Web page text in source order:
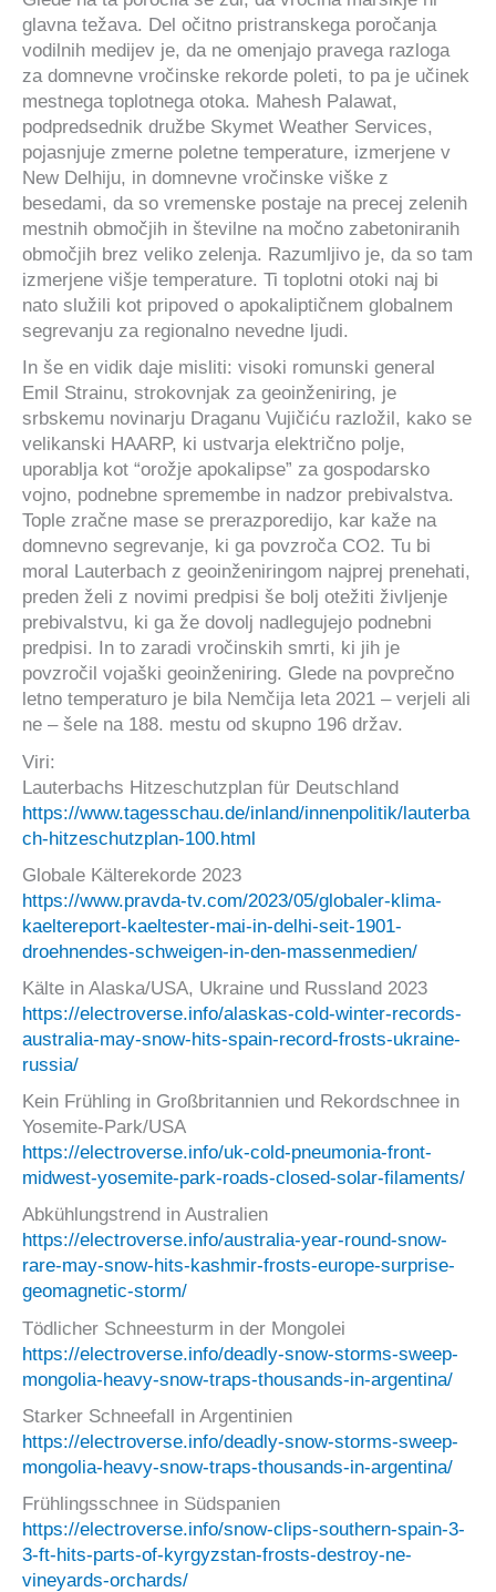
glavna težava. Del očitno pristranskega poročanja
vodilnih medijev je, da ne omenjajo pravega razloga
za domnevne vročinske rekorde poleti, to pa je učinek
mestnega toplotnega otoka. Mahesh Palawat,
podpredsednik družbe Skymet Weather Services,
pojasnjuje zmerne poletne temperature, izmerjene v
New Delhiju, in domnevne vročinske viške z
besedami, da so vremenske postaje na precej zelenih
mestnih območjih in številne na močno zabetoniranih
območjih brez veliko zelenja. Razumljivo je, da so tam
izmerjene višje temperature. Ti toplotni otoki naj bi
nato služili kot pripoved o apokaliptičnem globalnem
segrevanju za regionalno nevedne ljudi.
In še en vidik daje misliti: visoki romunski general
Emil Strainu, strokovnjak za geoinženiring, je
srbskemu novinarju Draganu Vujičiću razložil, kako se
velikanski HAARP, ki ustvarja električno polje,
uporablja kot “orožje apokalipse” za gospodarsko
vojno, podnebne spremembe in nadzor prebivalstva.
Tople zračne mase se prerazporedijo, kar kaže na
domnevno segrevanje, ki ga povzroča CO2. Tu bi
moral Lauterbach z geoinženiringom najprej prenehati,
preden želi z novimi predpisi še bolj otežiti življenje
prebivalstvu, ki ga že dovolj nadlegujejo podnebni
predpisi. In to zaradi vročinskih smrti, ki jih je
povzročil vojaški geoinženiring. Glede na povprečno
letno temperaturo je bila Nemčija leta 2021 – verjeli ali
ne – šele na 188. mestu od skupno 196 držav.
Viri:
Lauterbachs Hitzeschutzplan für Deutschland
https://www.tagesschau.de/inland/innenpolitik/lauterba
ch-hitzeschutzplan-100.html
Globale Kälterekorde 2023
https://www.pravda-tv.com/2023/05/globaler-klima-
kaeltereport-kaeltester-mai-in-delhi-seit-1901-
droehnendes-schweigen-in-den-massenmedien/
Kälte in Alaska/USA, Ukraine und Russland 2023
https://electroverse.info/alaskas-cold-winter-records-
australia-may-snow-hits-spain-record-frosts-ukraine-
russia/
Kein Frühling in Großbritannien und Rekordschnee in
Yosemite-Park/USA
https://electroverse.info/uk-cold-pneumonia-front-
midwest-yosemite-park-roads-closed-solar-filaments/
Abkühlungstrend in Australien
https://electroverse.info/australia-year-round-snow-
rare-may-snow-hits-kashmir-frosts-europe-surprise-
geomagnetic-storm/
Tödlicher Schneesturm in der Mongolei
https://electroverse.info/deadly-snow-storms-sweep-
mongolia-heavy-snow-traps-thousands-in-argentina/
Starker Schneefall in Argentinien
https://electroverse.info/deadly-snow-storms-sweep-
mongolia-heavy-snow-traps-thousands-in-argentina/
Frühlingsschnee in Südspanien
https://electroverse.info/snow-clips-southern-spain-3-
3-ft-hits-parts-of-kyrgyzstan-frosts-destroy-ne-
vineyards-orchards/